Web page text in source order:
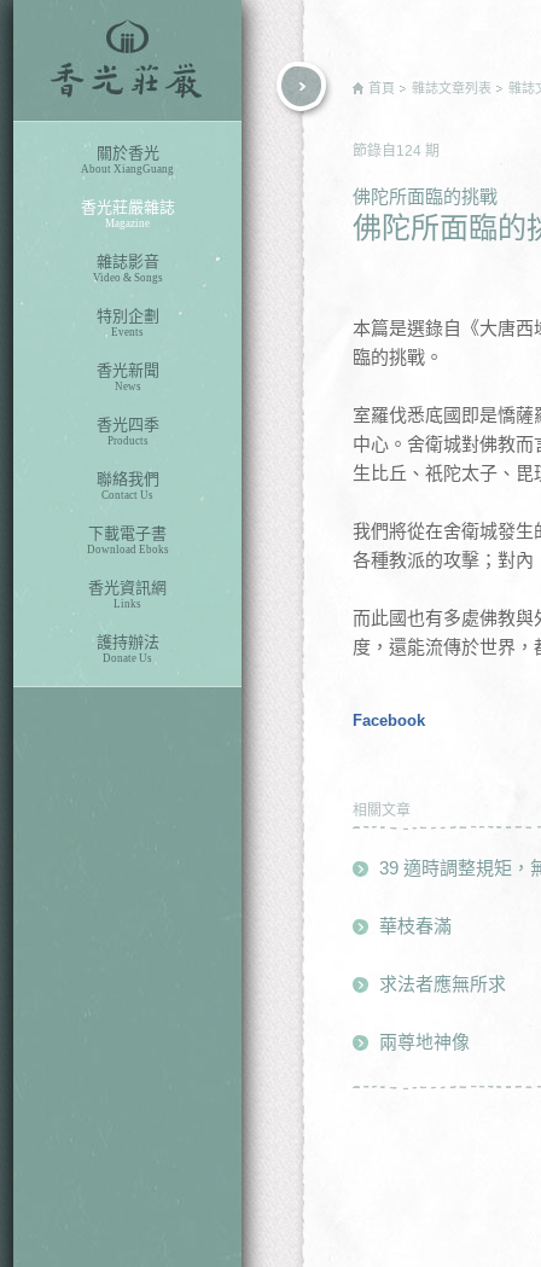
關於香光
About XiangGuang
香光莊嚴雜誌
Magazine
雜誌影音
Video & Songs
特別企劃
Events
香光新聞
News
香光四季
Products
聯絡我們
Contact Us
下載電子書
Download Eboks
香光資訊網
Links
護持辦法
Donate Us
首頁 雜誌文章列表 雜誌
節錄自 124 期
佛陀所面臨的挑戰
佛陀所面臨的
本篇是選錄自《大唐
臨的挑戰。
室羅伐悉底國即是憍
中心。舍衛城對佛教
生比丘、祇陀太子、
我們將從在舍衛城發
各種教派的攻擊；對
而此國也有多處佛教
度，還能流傳於世界
Facebook
相關文章
39 適時調整規矩，
華枝春滿
求法者應無所求
兩尊地神像